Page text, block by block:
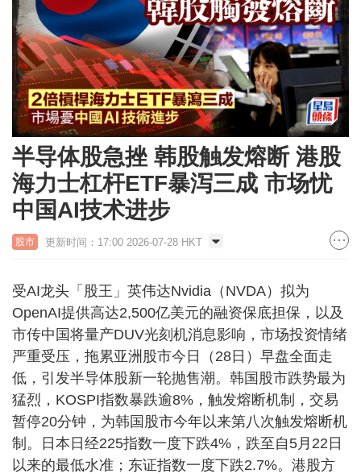
半导体股急挫 韩股触发熔断 港股
海力士杠杆ETF暴泻三成 市场忧
中国AI技术进步
股市 更新时间：17:00 2026-07-28 HKT
受AI龙头「股王」英伟达Nvidia（NVDA）拟为
OpenAI提供高达2,500亿美元的融资保底担保，以及
市传中国将量产DUV光刻机消息影响，市场投资情绪
严重受压，拖累亚洲股市今日（28日）早盘全面走
低，引发半导体股新一轮抛售潮。韩国股市跌势最为
猛烈，KOSPI指数暴跌逾8%，触发熔断机制，交易
暂停20分钟，为韩国股市今年以来第八次触发熔断机
制。日本日经225指数一度下跌4%，跌至自5月22日
以来的最低水准；东证指数一度下跌2.7%。港股方